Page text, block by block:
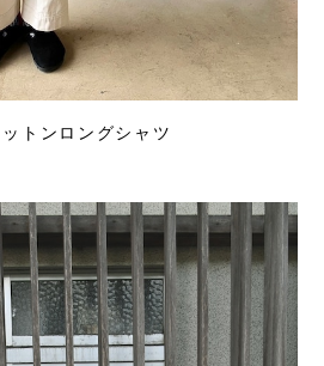
トンロングシャツ